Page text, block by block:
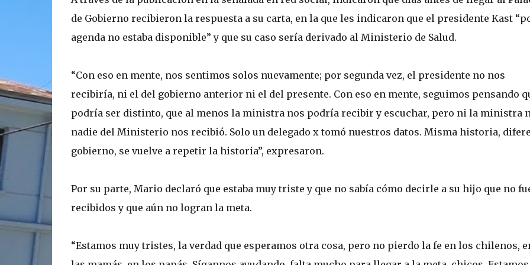
de Gobierno recibieron la respuesta a su carta, en la que les indicaron que el presidente Kast
agenda no estaba disponible” y que su caso sería derivado al Ministerio de Salud.
“Con eso en mente, nos sentimos solos nuevamente; por segunda vez, el presidente no nos
recibiría, ni el del gobierno anterior ni el del presente. Con eso en mente, seguimos pensando
podría ser distinto, que al menos la ministra nos podría recibir y escuchar, pero ni la ministra
nadie del Ministerio nos recibió. Solo un delegado x tomó nuestros datos. Misma historia,
gobierno, se vuelve a repetir la historia”, expresaron.
Por su parte, Mario declaró que estaba muy triste y que no sabía cómo decirle a su hijo que no
recibidos y que aún no logran la meta.
“Estamos muy tristes, la verdad que esperamos otra cosa, pero no pierdo la fe en los chilenos,